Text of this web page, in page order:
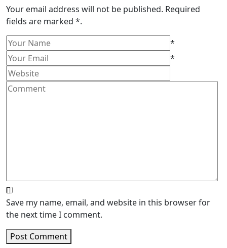
Your email address will not be published. Required
fields are marked *.
*
*
Save my name, email, and website in this browser for
the next time I comment.
Post Comment